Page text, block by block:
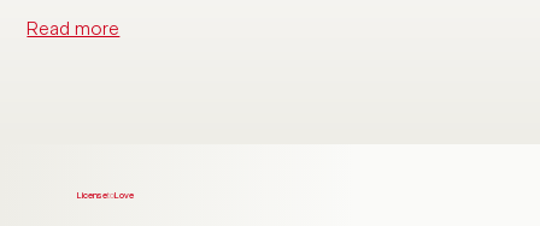
Read more
LicensetoLove